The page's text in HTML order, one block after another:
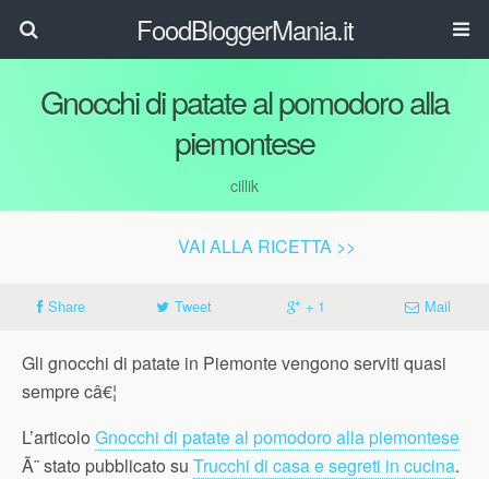
FoodBloggerMania.it
Gnocchi di patate al pomodoro alla
piemontese
cillik
VAI ALLA RICETTA >>
Share Tweet + 1 Mail
Gli gnocchi di patate in Piemonte vengono serviti quasi
sempre câ€¦
L’articolo Gnocchi di patate al pomodoro alla piemontese
Ã¨ stato pubblicato su Trucchi di casa e segreti in cucina.